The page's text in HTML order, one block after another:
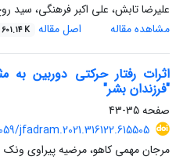
علیرضا تابش، علی اکبر فرهنگی،
مشاهده مقاله
اصل مقاله 601.14 K
اثرات رفتار حرکتی دوربین به
"فرزندان بشر"
صفحه35-43
jfadram.2021.316122.615505
مرجان مهمی کاهو، مرضیه پیراوی ونک